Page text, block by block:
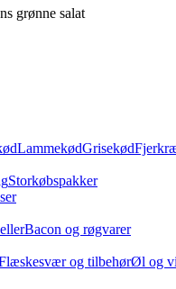
grønne salat
LammekødGrisekød
Storkøbspakker
Bacon og røgvarer
og tilbehørØl og